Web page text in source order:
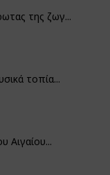
της ζωγ...
τοπία...
Αιγαίου...